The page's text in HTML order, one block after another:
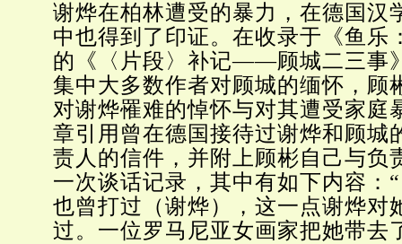
谢烨在柏林遭受的暴力，在德国汉
中也得到了印证。在收录于《鱼乐
的《〈片段〉补记——顾城二三事
集中大多数作者对顾城的缅怀，顾
对谢烨罹难的悼怀与对其遭受家庭
章引用曾在德国接待过谢烨和顾城
责人的信件，并附上顾彬自己与负
一次谈话记录，其中有如下内容：
也曾打过（谢烨），这一点谢烨对
过。一位罗马尼亚女画家把她带去